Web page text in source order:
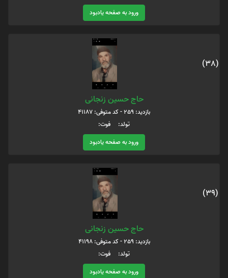
ورود به صفحه یادبود
(38)
حاج حسین زنجانی
بازدید: 259 - کد متوفی: 41187
تولد: فوت:
ورود به صفحه یادبود
(39)
حاج حسین زنجانی
بازدید: 259 - کد متوفی: 41198
تولد: فوت:
ورود به صفحه یادبود